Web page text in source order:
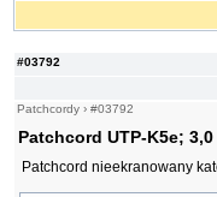
#03792
Patchcordy ›#03792
Patchcord UTP-K5e;
Patchcord nieekranowany